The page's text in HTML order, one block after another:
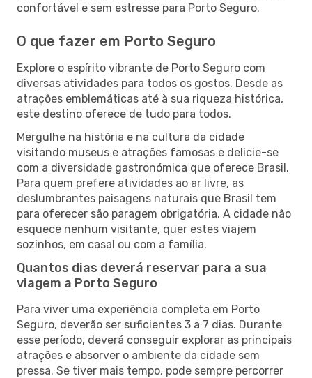
confortável e sem estresse para Porto Seguro.
O que fazer em Porto Seguro
Explore o espírito vibrante de Porto Seguro com
diversas atividades para todos os gostos. Desde as
atrações emblemáticas até à sua riqueza histórica,
este destino oferece de tudo para todos.
Mergulhe na história e na cultura da cidade
visitando museus e atrações famosas e delicie-se
com a diversidade gastronómica que oferece Brasil.
Para quem prefere atividades ao ar livre, as
deslumbrantes paisagens naturais que Brasil tem
para oferecer são paragem obrigatória. A cidade não
esquece nenhum visitante, quer estes viajem
sozinhos, em casal ou com a família.
Quantos dias deverá reservar para a sua
viagem a Porto Seguro
Para viver uma experiência completa em Porto
Seguro, deverão ser suficientes 3 a 7 dias. Durante
esse período, deverá conseguir explorar as principais
atrações e absorver o ambiente da cidade sem
pressa. Se tiver mais tempo, pode sempre percorrer